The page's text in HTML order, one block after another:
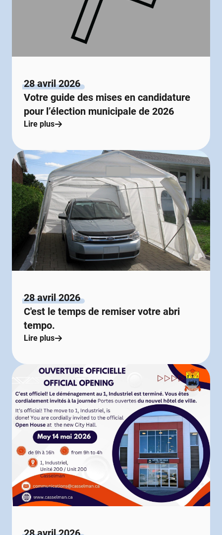
28 avril 2026
Votre guide des mises en candidature
pour l’élection municipale de 2026
Lire plus
28 avril 2026
C'est le temps de remiser votre abri
tempo.
Lire plus